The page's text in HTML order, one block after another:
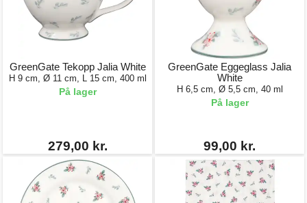
GreenGate Tekopp Jalia White
H 9 cm, Ø 11 cm, L 15 cm, 400 ml
På lager
279,00 kr.
GreenGate Eggeglass Jalia
White
H 6,5 cm, Ø 5,5 cm, 40 ml
På lager
99,00 kr.